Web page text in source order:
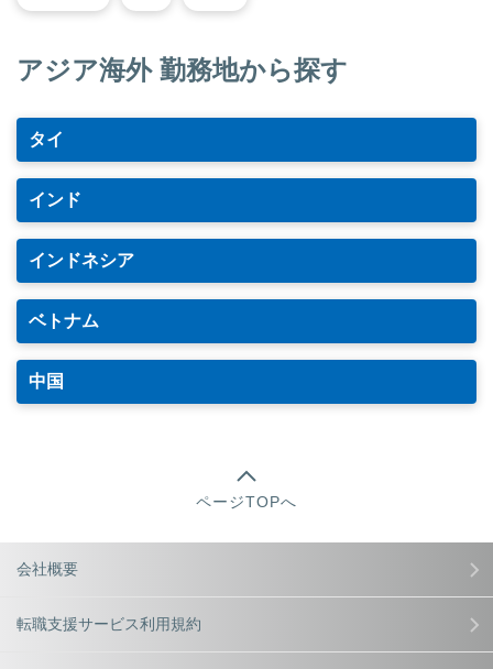
アジア海外 勤務地から探す
タイ
インド
インドネシア
ベトナム
中国
ページTOPへ
会社概要
転職支援サービス利用規約